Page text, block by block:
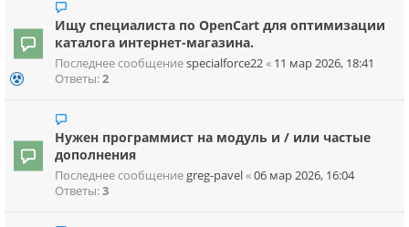
Ищу специалиста по OpenCart для оптимизации
каталога интернет-магазина.
Последнее сообщениеspecialforce22« 11 мар 2026, 18:41
Ответы:2
Нужен программист на модуль и / или частые
дополнения
Последнее сообщение greg-pavel«06 мар 2026, 16:04
Ответы:3